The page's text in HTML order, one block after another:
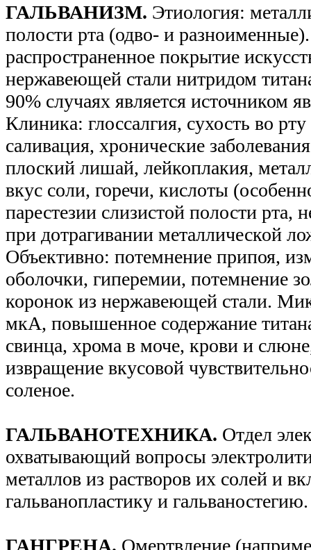
ГАЛЬВАНИЗМ. Этиология:
полости рта (одво- и
распространенное покрытие
нержавеющей стали нитридом
90% случаях является источником
Клиника: глоссалгия, сухость во
саливация, хронические
плоский лишай, лейкоплакия,
вкус соли, горечи, кислоты
парестезии слизистой полости
при дотрагивании металлической
Объективно: потемнение припоя,
оболочки, гиперемии, потемнение
коронок из нержавеющей стали.
мкА, повышенное содержание
свинца, хрома в моче, крови и
извращение вкусовой
соленое.
ГАЛЬВАНОТЕХНИКА. Отдел
охватывающий вопросы
металлов из растворов их солей и
гальванопластику и
ГАНГРЕНА. Омертвление